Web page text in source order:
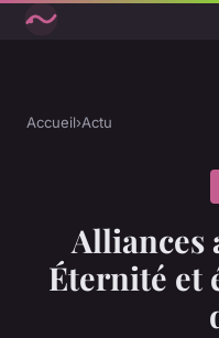
Accueil›Actu
Alliances
Éternité et